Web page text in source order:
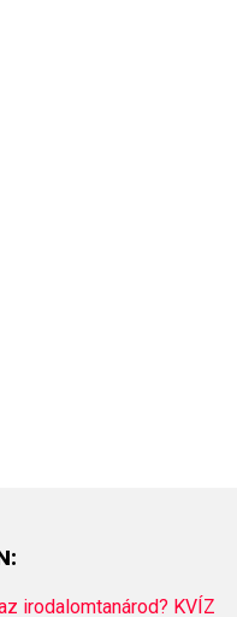
irodalomtanárod? KVÍZ